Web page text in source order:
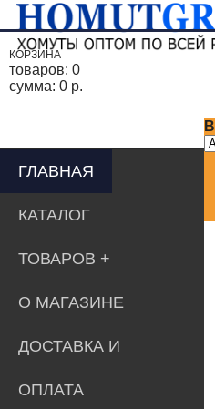
КОРЗИНА
товаров: 0
сумма: 0 р.
ГЛАВНАЯ
КАТАЛОГ
ТОВАРОВ
О МАГАЗИНЕ
ДОСТАВКА И
ОПЛАТА